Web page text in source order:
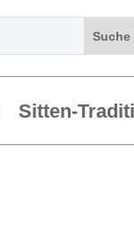
Sitten-